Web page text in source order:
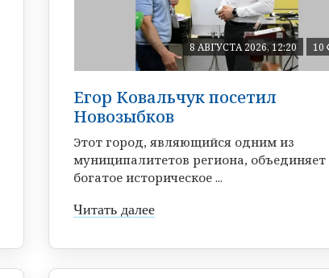
8 АВГУСТА 2026, 12:20 10
Егор Ковальчук посетил
Новозыбков
Этот город, являющийся одним из
муниципалитетов региона, объединяет
богатое историческое ...
Читать далее